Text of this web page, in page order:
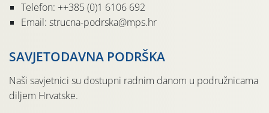
Telefon: ++385 (0)1 6106 692
Email: strucna-podrska@mps.hr
SAVJETODAVNA PODRŠKA
Naši savjetnici su dostupni radnim danom u podružnicama
diljem Hrvatske.